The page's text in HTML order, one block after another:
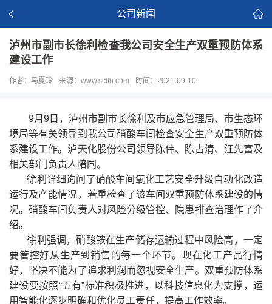
公司新闻
泸州市副市长徐利检查我公司安全生产双重预防体系
建设工作
作者：马夏玲 来源：www.sclth.com 时间：2021-09-10
9月9日，泸州市副市长徐利及市应急管理局、市生态环
境局等有关领导到我公司硝酸车间检查安全生产双重预防体
系建设工作。泸天化股份公司领导陈伟、陈占清、汪先富及
相关部门负责人陪同。
徐利详细询问了硝酸车间氧化工艺安全升级自动化改造
运行及产能情况，着重检查了该车间双重预防体系建设的情
况。硝酸车间负责人对风险分级管控、隐患排查治理作了介
绍。
徐利强调，硝酸铵在生产储存运输过程中风险高，一定
要管控好从生产到销售的每一个环节。现在化工产品行情
好，坚决不能为了追求利润而忽视安全生产。双重预防体系
建设要按照“五有”标准积极推进，以科技信息化为支撑，运
用智能化逐步明确和优化员工责任，提高工作效率。